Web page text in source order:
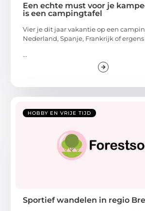
Een echte must voor je
is een campingtafel
Vier je dit jaar vakantie op een
Nederland, Spanje, Frankrijk of
...
HOBBY EN VRIJE TIJD
Sportief wandelen in regio